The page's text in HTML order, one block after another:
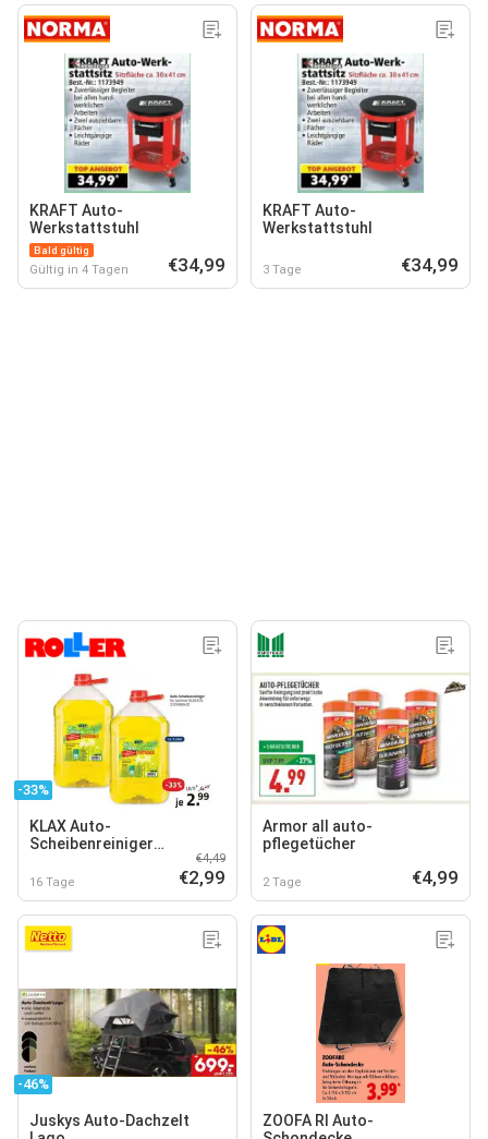
KRAFT Auto-
Werkstattstuhl
Bald gültig
Gültig in 4 Tagen €34,99
KRAFT Auto-
Werkstattstuhl
3 Tage €34,99
-33%
KLAX Auto-
Scheibenreiniger
16 Tage
€4,49
€2,99
Armor all auto-
pflegetücher
2 Tage €4,99
-46%
Juskys Auto-Dachzelt
ZOOFA RI Auto-